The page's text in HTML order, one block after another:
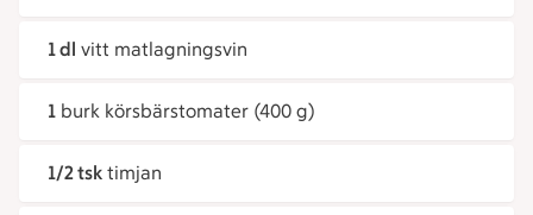
1 dl vitt matlagningsvin
1 burk körsbärstomater (400 g)
1/2 tsk timjan